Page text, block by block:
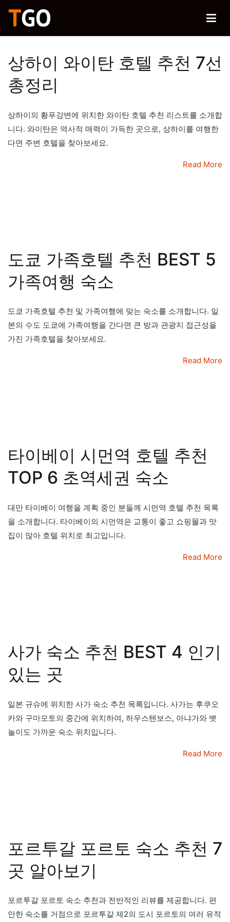
content
티고
행복한 여행을 위한 노하우
상하이 와이탄 호텔 추천 7선
총정리
상하이의 황푸강변에 위치한 와이탄 호텔 추천 리스트를 소개합
니다. 와이탄은 역사적 매력이 가득한 곳으로, 상하이를 여행한
다면 주변 호텔을 찾아보세요.
Read More
도쿄 가족호텔 추천 BEST 5
가족여행 숙소
도쿄 가족호텔 추천 및 가족여행에 맞는 숙소를 소개합니다. 일
본의 수도 도쿄에 가족여행을 간다면 큰 방과 관광지 접근성을
가진 가족호텔을 찾아보세요.
Read More
타이베이 시먼역 호텔 추천
TOP 6 초역세권 숙소
대만 타이베이 여행을 계획 중인 분들께 시먼역 호텔 추천 목록
을 소개합니다. 타이베이의 시먼역은 교통이 좋고 쇼핑몰과 맛
집이 많아 호텔 위치로 최고입니다.
Read More
사가 숙소 추천 BEST 4 인기
있는 곳
일본 규슈에 위치한 사가 숙소 추천 목록입니다. 사가는 후쿠오
카와 구마모토의 중간에 위치하여, 하우스텐보스, 아냐가와 뱃
놀이도 가까운 숙소 위치입니다.
Read More
포르투갈 포르토 숙소 추천 7
곳 알아보기
포르투갈 포르토 숙소 추천과 전반적인 리뷰를 제공합니다. 편
안한 숙소를 거점으로 포르투갈 제2의 도시 포르토의 여러 유적